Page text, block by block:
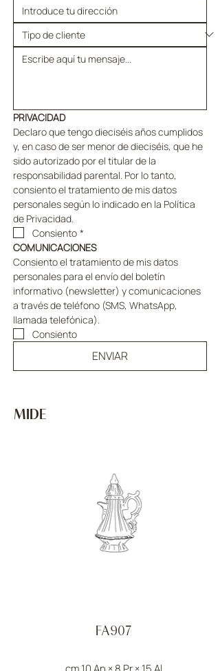
PRIVACIDAD
Declaro que tengo dieciséis años cumplidos
y, en caso de ser menor de dieciséis, que he
sido autorizado por el titular de la
responsabilidad parental. Por lo tanto,
consiento el tratamiento de mis datos
personales según lo indicado en la Política
de Privacidad.
Consiento *
COMUNICACIONES
Consiento el tratamiento de mis datos
personales para el envío del boletín
informativo (newsletter) y comunicaciones
a través de teléfono (SMS, WhatsApp,
llamada telefónica).
Consiento
ENVIAR
MIDE
FA907